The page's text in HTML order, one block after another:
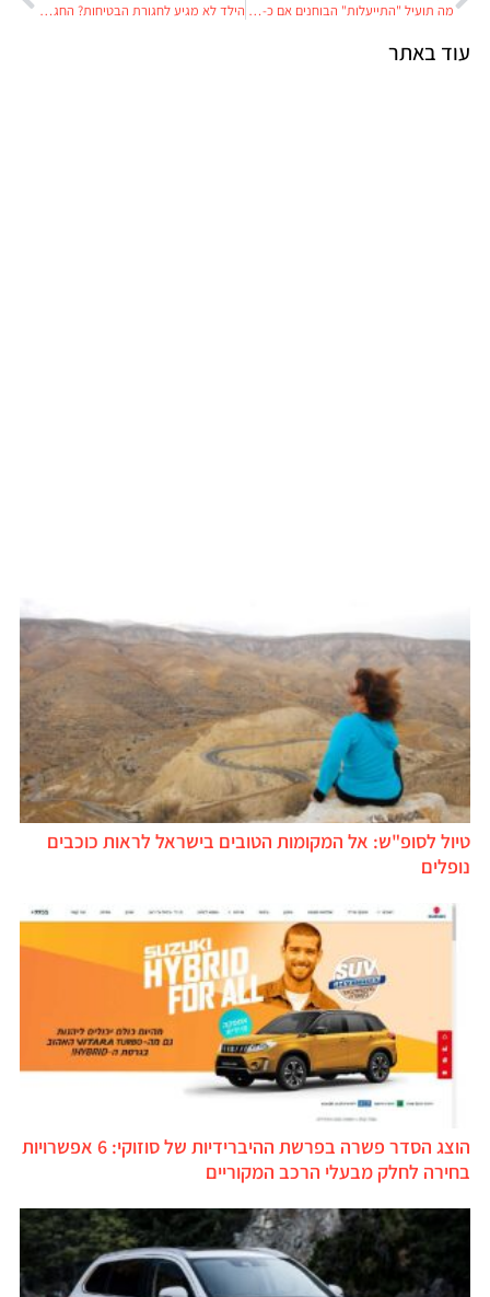
מה תועיל "התייעלות" הבוחנים אם כ-80% מהנבחנים בטסט ראשון נכשלים? הילד לא מגיע לחגורת הבטיחות? החגורה תגיע אל הילד
עוד באתר
טיול לסופ"ש: אל המקומות הטובים בישראל לראות כוכבים
נופלים
הוצג הסדר פשרה בפרשת ההיברידיות של סוזוקי: 6 אפשרויות
בחירה לחלק מבעלי הרכב המקוריים